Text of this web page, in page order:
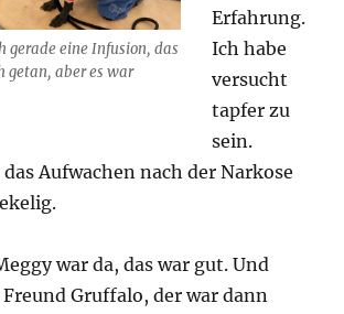
gerade eine Infusion, das
getan, aber es war
Erfahrung.
Ich habe
versucht
tapfer zu
sein.
Aufwachen nach der Narkose
war da, das war gut. Und
Gruffalo, der war dann